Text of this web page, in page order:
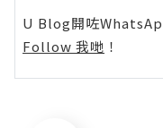
U Blog開咗
Follow 我哋 ！